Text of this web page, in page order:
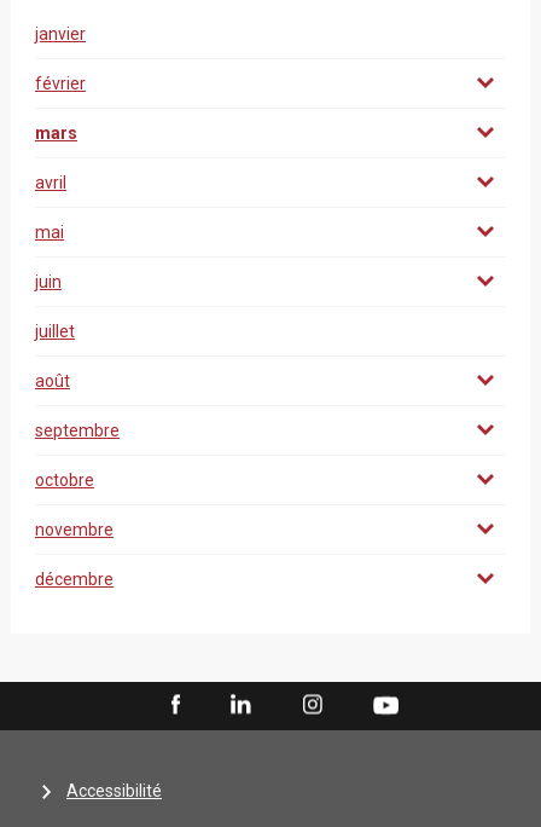
janvier
février
mars
avril
mai
juin
juillet
août
septembre
octobre
novembre
décembre
Accessibilité